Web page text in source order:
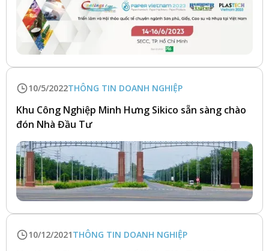
10/5/2022THÔNG TIN DOANH NGHIỆP
Khu Công Nghiệp Minh Hưng Sikico sẵn sàng chào
đón Nhà Đầu Tư
10/12/2021THÔNG TIN DOANH NGHIỆP